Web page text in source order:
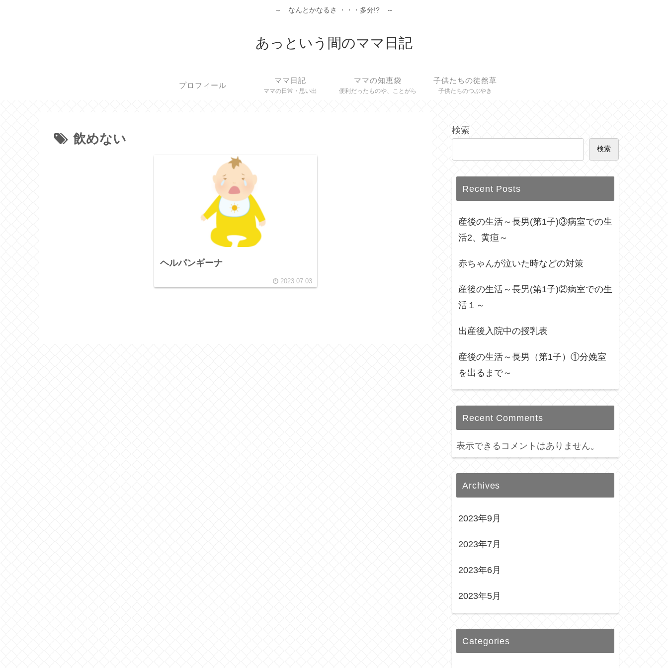
～ なんとかなるさ ・・・多分!? ～
あっという間のママ日記
プロフィール
ママ日記
ママの日常・思い出
ママの知恵袋
便利だったものや、ことがら
子供たちの徒然草
子供たちのつぶやき
飲めない
ヘルパンギーナ
2023.07.03
検索
検索
Recent Posts
産後の生活～長男(第1子)③病室での生
活2、黄疸～
赤ちゃんが泣いた時などの対策
産後の生活～長男(第1子)②病室での生
活１～
出産後入院中の授乳表
産後の生活～長男（第1子）①分娩室
を出るまで～
Recent Comments
表示できるコメントはありません。
Archives
2023年9月
2023年7月
2023年6月
2023年5月
Categories